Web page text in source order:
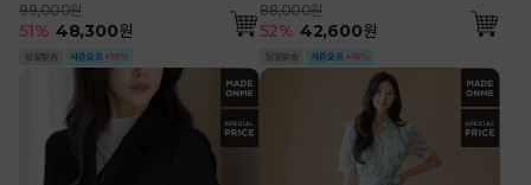
99,000원
51% 48,300원
88,000원
52% 42,600원